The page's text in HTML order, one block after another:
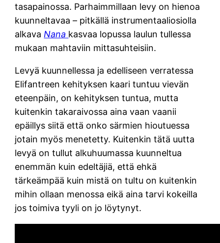
tasapainossa. Parhaimmillaan levy on hienoa
kuunneltavaa – pitkällä instrumentaaliosiolla
alkava Nana kasvaa lopussa laulun tullessa
mukaan mahtaviin mittasuhteisiin.
Levyä kuunnellessa ja edelliseen verratessa
Elifantreen kehityksen kaari tuntuu vievän
eteenpäin, on kehityksen tuntua, mutta
kuitenkin takaraivossa aina vaan vaanii
epäillys siitä että onko särmien hioutuessa
jotain myös menetetty. Kuitenkin tätä uutta
levyä on tullut alkuhuumassa kuunneltua
enemmän kuin edeltäjiä, että ehkä
tärkeämpää kuin mistä on tultu on kuitenkin
mihin ollaan menossa eikä aina tarvi kokeilla
jos toimiva tyyli on jo löytynyt.